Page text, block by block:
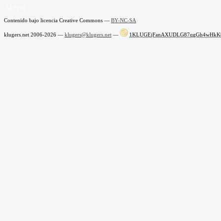
Contenido bajo licencia Creative Commons — BY-NC-SA
klugers.net 2006-2026 — klugers@klugers.net —